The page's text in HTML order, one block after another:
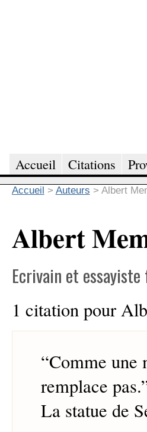
Accueil Citations
Accueil > Auteurs > Albert
Albert
Ecrivain et
1 citation pour
“Comme une
remplace pas.
La statue de